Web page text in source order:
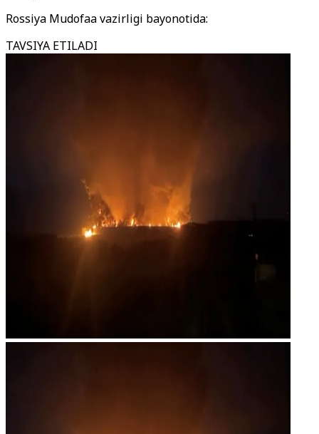
Rossiya Mudofaa vazirligi bayonotida:
TAVSIYA ETILADI